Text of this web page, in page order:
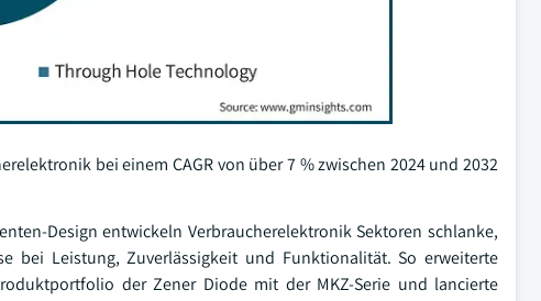
bei einem CAGR von über 7 % zwischen 2024 und 2032
Design entwickeln Verbraucherelektronik Sektoren schlanke,
bei Leistung, Zuverlässigkeit und Funktionalität. So erweiterte
der Zener Diode mit der MKZ-Serie und lancierte